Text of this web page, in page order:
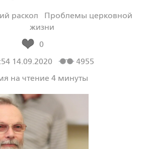
раскол
Проблемы церковной
жизни
0
14.09.2020
4955
на чтение 4 минуты